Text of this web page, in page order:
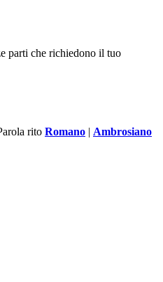
parti che richiedono il tuo
rito Romano | Ambrosiano